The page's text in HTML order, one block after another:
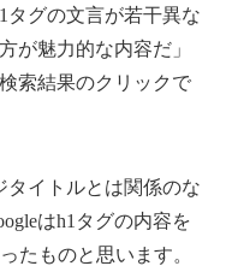
タグの文言が若干異な
が魅力的な内容だ」
索結果のクリックで
タイトルとは関係のな
はh1タグの内容を
たものと思います。